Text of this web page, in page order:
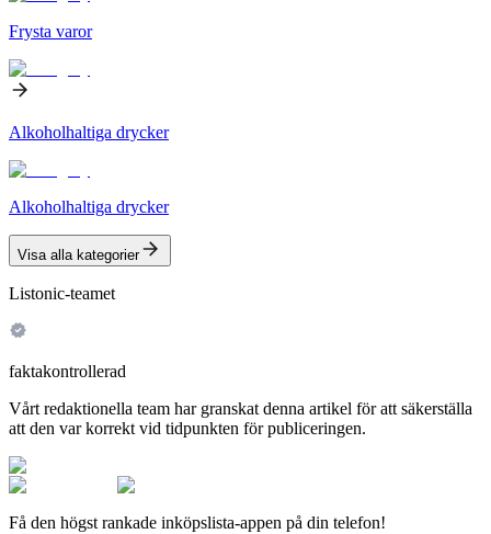
Frysta varor
Alkoholhaltiga drycker
Alkoholhaltiga drycker
Visa alla kategorier
Listonic-teamet
faktakontrollerad
Vårt redaktionella team har granskat denna artikel för att säkerställa
att den var korrekt vid tidpunkten för publiceringen.
Få den högst rankade inköpslista-appen på din telefon!